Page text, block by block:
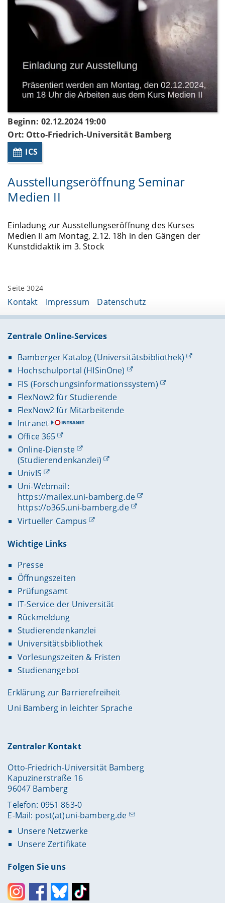
Beginn: 02.12.2024 19:00
Ort: Otto-Friedrich-Universität Bamberg
ICS
Ausstellungseröffnung Seminar
Medien II
Einladung zur Ausstellungseröffnung des Kurses
Medien II am Montag, 2.12. 18h in den Gängen der
Kunstdidaktik im 3. Stock
Seite 3024
Kontakt Impressum Datenschutz
Zentrale Online-Services
Bamberger Katalog (Universitätsbibliothek)
Hochschulportal (HISinOne)
FIS (Forschungsinformationssystem)
FlexNow2 für Studierende
FlexNow2 für Mitarbeitende
Intranet
Office 365
Online-Dienste
(Studierendenkanzlei)
UnivIS
Uni-Webmail:
https://mailex.uni-bamberg.de
https://o365.uni-bamberg.de
Virtueller Campus
Wichtige Links
Presse
Öffnungszeiten
Prüfungsamt
IT-Service der Universität
Rückmeldung
Studierendenkanzlei
Universitätsbibliothek
Vorlesungszeiten & Fristen
Studienangebot
Erklärung zur Barrierefreiheit
Uni Bamberg in leichter Sprache
Zentraler Kontakt
Otto-Friedrich-Universität Bamberg
Kapuzinerstraße 16
96047 Bamberg
Telefon: 0951 863-0
E-Mail: post(at)uni-bamberg.de
Unsere Netzwerke
Unsere Zertifikate
Folgen Sie uns